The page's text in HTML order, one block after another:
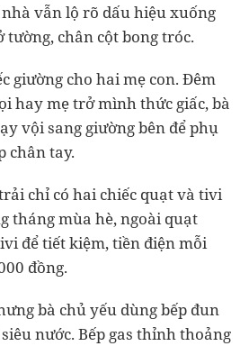
vẫn lộ rõ dấu hiệu xuống
tường, chân cột bong tróc.
giường cho hai mẹ con. Đêm
hay mẹ trở mình thức giấc, bà
vội sang giường bên để phụ
chân tay.
chỉ có hai chiếc quạt và tivi
tháng mùa hè, ngoài quạt
để tiết kiệm, tiền điện mỗi
đồng.
bà chủ yếu dùng bếp đun
nước. Bếp gas thỉnh thoảng